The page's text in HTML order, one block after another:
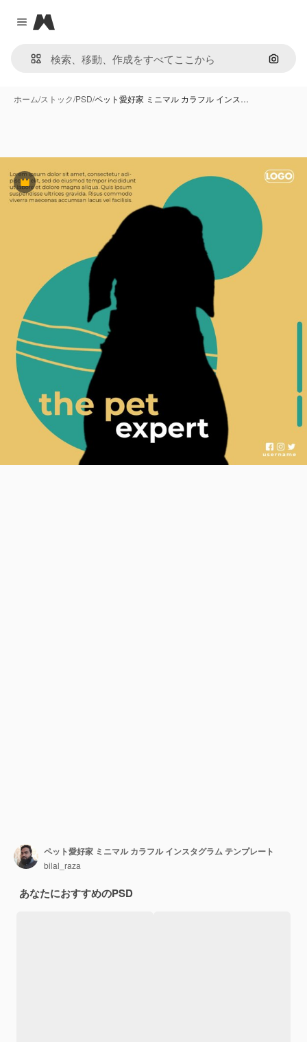
Close menu
Magnific
画像で
ホーム/ストック/PSD/ペット愛好家 ミニマル カラフル インス…
Premium
ペット愛好家 ミニマル カラフル インスタグラム テンプレート
bilal_raza
あなたにおすすめのPSD